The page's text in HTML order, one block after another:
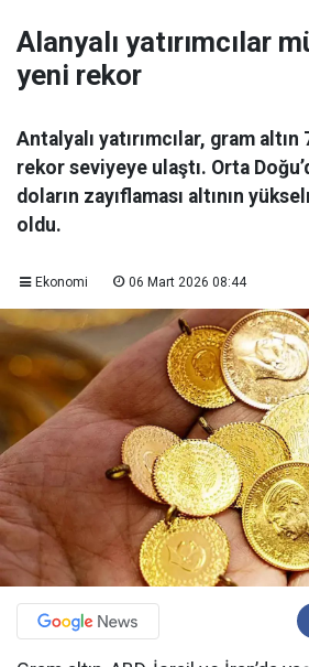
Alanyalı yatırımcılar
yeni rekor
Antalyalı yatırımcılar, gram altın
rekor seviyeye ulaştı. Orta
doların zayıflaması altının
oldu.
Ekonomi 06 Mart 2026 08:44